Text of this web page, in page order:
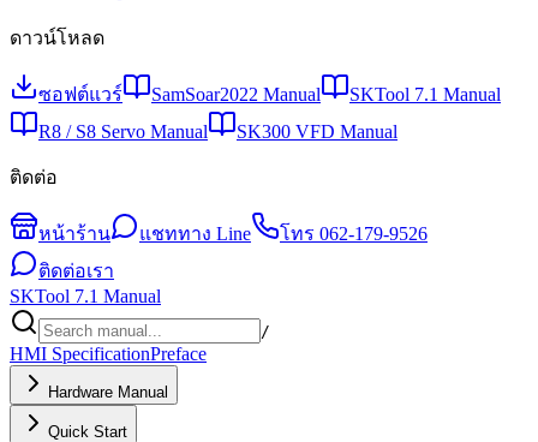
ดาวน์โหลด
ซอฟต์แวร์ SamSoar2022 Manual
SKTool 7.1 Manual
R8 / S8 Servo Manual
SK300 VFD Manual
ติดต่อ
หน้าร้าน แชททาง Line โทร 062-179-9526
ติดต่อเรา
SKTool 7.1 Manual
/
HMI SpecificationPreface
Hardware Manual
Quick Start